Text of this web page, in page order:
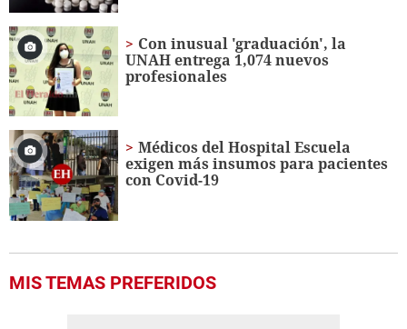
Con inusual 'graduación', la
UNAH entrega 1,074 nuevos
profesionales
Médicos del Hospital Escuela
exigen más insumos para pacientes
con Covid-19
MIS TEMAS PREFERIDOS